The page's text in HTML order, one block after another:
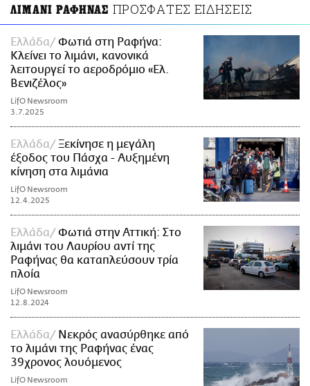
ΛΙΜΑΝΙ ΡΑΦΗΝΑΣ ΠΡΟΣΦΑΤΕΣ ΕΙΔΗΣΕΙΣ
Ελλάδα
Φωτιά στη Ραφήνα:
Κλείνει το λιμάνι, κανονικά
λειτουργεί το αεροδρόμιο «Ελ.
Βενιζέλος»
LifO Newsroom
3.7.2025
Ελλάδα
Ξεκίνησε η μεγάλη
έξοδος του Πάσχα - Αυξημένη
κίνηση στα λιμάνια
LifO Newsroom
12.4.2025
Ελλάδα
Φωτιά στην Αττική: Στο
λιμάνι του Λαυρίου αντί της
Ραφήνας θα καταπλεύσουν τρία
πλοία
LifO Newsroom
12.8.2024
Ελλάδα
Νεκρός ανασύρθηκε από
το λιμάνι της Ραφήνας ένας
39χρονος λουόμενος
LifO Newsroom